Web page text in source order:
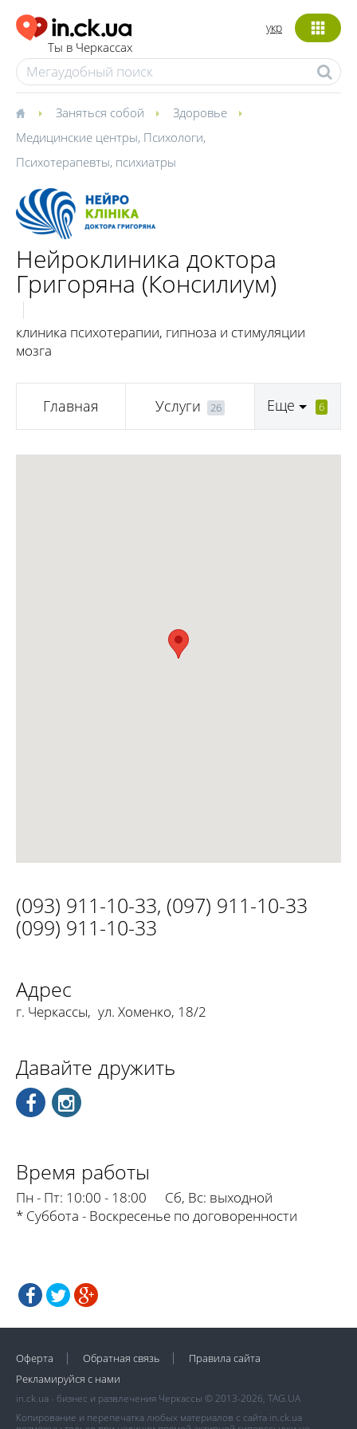
Ты в Черкассах
укр
Заняться собой
Здоровье
Медицинские центры, Психологи,
Психотерапевты, психиатры
Нейроклиника доктора
Григоряна (Консилиум)
клиника психотерапии, гипноза и стимуляции
мозга
Главная Услуги 26 Еще 6
(093) 911-10-33, (097) 911-10-33
(099) 911-10-33
Адрес
г. Черкассы, ул. Хоменко, 18/2
Давайте дружить
Время работы
Пн - Пт: 10:00 - 18:00 Сб, Вс: выходной
* Суббота - Воскресенье по договоренности
Оферта Обратная связь
Правила сайта
Рекламируйся с нами
in.ck.ua - бизнес и развлечения Черкассы © 2013-2026, TAG.UA
Копирование и перепечатка любых материалов с сайта in.ck.ua